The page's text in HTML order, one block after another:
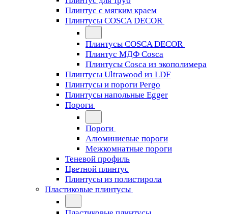
Плинтус с мягким краем
Плинтусы COSCA DECOR
Плинтусы COSCA DECOR
Плинтус МДФ Cosca
Плинтусы Cosca из экополимера
Плинтусы Ultrawood из LDF
Плинтусы и пороги Pergo
Плинтусы напольные Egger
Пороги
Пороги
Алюминиевые пороги
Межкомнатные пороги
Теневой профиль
Цветной плинтус
Плинтусы из полистирола
Пластиковые плинтусы